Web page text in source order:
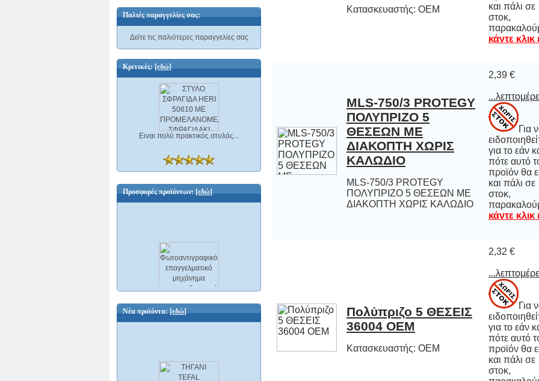
Παλιές παραγγελίες σας:
Δείτε τις παλιότερες παραγγελίες σας
Κριτικές:[εδώ]
Ειναι πολύ πρακτικός στυλός...
Προσφορές προϊόντων:[εδώ]
Φωτοαντιγραφικό επαγγελματικό
μηχάνημα scanner δικτυακό και Φαξ A3
Ricoh Aficio MP C2500 ΕΛΑΦΡΩΣ
Νέα προϊόντα:[εδώ]
Κατασκευαστής: OEM
κάντε
MLS-750/3 PROTEGY
ΠΟΛΥΠΡΙΖΟ 5
ΘΕΣΕΩΝ ΜΕ
ΔΙΑΚΟΠΤΗ ΧΩΡΙΣ
ΚΑΛΩΔΙΟ
MLS-750/3 PROTEGY
ΠΟΛΥΠΡΙΖΟ 5 ΘΕΣΕΩΝ ΜΕ
ΔΙΑΚΟΠΤΗ ΧΩΡΙΣ ΚΑΛΩΔΙΟ
2,39 €
Για
για το εάν
πότε
προϊόν θα
και
κάντε
Πολύπριζο 5 ΘΕΣΕΙΣ
36004 OEM
Κατασκευαστής: OEM
2,32 €
Για
για το εάν
πότε
προϊόν θα
και